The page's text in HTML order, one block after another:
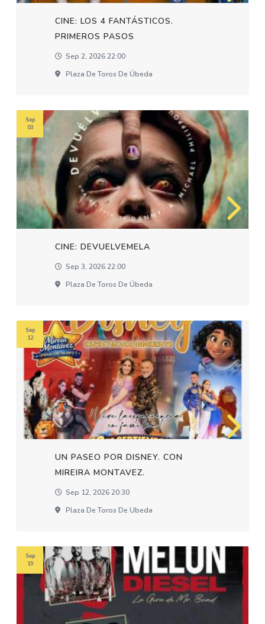
CINE: LOS 4 FANTÁSTICOS.
PRIMEROS PASOS
Sep 2, 2026 22:00
Plaza De Toros De Úbeda
CINE: DEVUELVEMELA
Sep 3, 2026 22:00
Plaza De Toros De Úbeda
Sep
03
UN PASEO POR DISNEY. CON
MIREIRA MONTAVEZ.
Sep 12, 2026 20:30
Plaza De Toros De Ubeda
Sep
12
Sep
19